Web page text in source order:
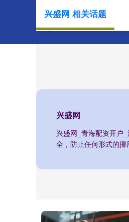
兴盛网
兴盛网_青海配资开户
全，防止任何形式的挪
兴盛网 相关话题